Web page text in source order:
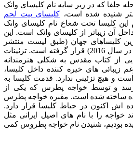
جلفا که در زیر سایه نام کلیسای وانک
شنیده شده است، کلیسای بیت لحم
این کلیسا تحت شعاع نام کلیسای وانک
آن زیباتر از کلیسای وانک است. این
ردیف 23 زیباترین کلیساهای جهان (طبق لیست منتشر
شده توسط دیلی تلگراف در سال 2016) قرار گرفته است. تزئینات
از کتاب مقدس به شکلی هنرمندانه
زیبائی های خیره کننده داخل کلیسا،
و هیچ تزئینی ندارد. قدمت کلیسا به
می رسد و توسط خواجه پطرس که یکی از
ساخته شده است. مقبره خواجه پطرس
اش اکنون در حیاط کلیسا قرار دارد.
خواجه را با نام های اصیل ایرانی مثل
بودیم، شنیدن نام خواجه پطروس کمی